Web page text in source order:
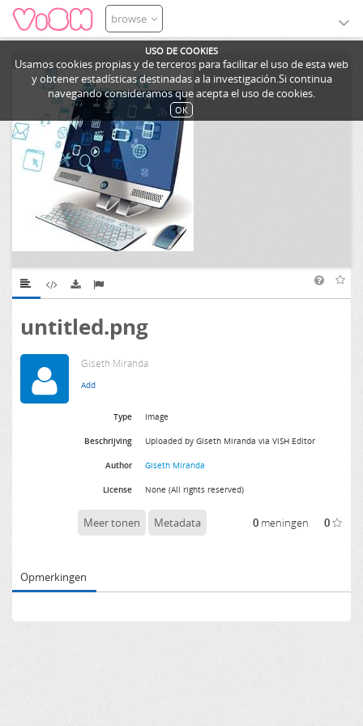
USO DE COOKIES
Usamos cookies propias y de terceros para facilitar el uso de esta web
y obtener estadísticas destinadas a la investigación.Si continua
navegando consideramos que acepta el uso de cookies.
OK
browse
untitled.png
Giseth Miranda
Type Image
Beschrijving Uploaded by Giseth Miranda via ViSH Editor
Author Giseth Miranda
License None (All rights reserved)
Meer tonen Metadata 0 meningen 0
Opmerkingen